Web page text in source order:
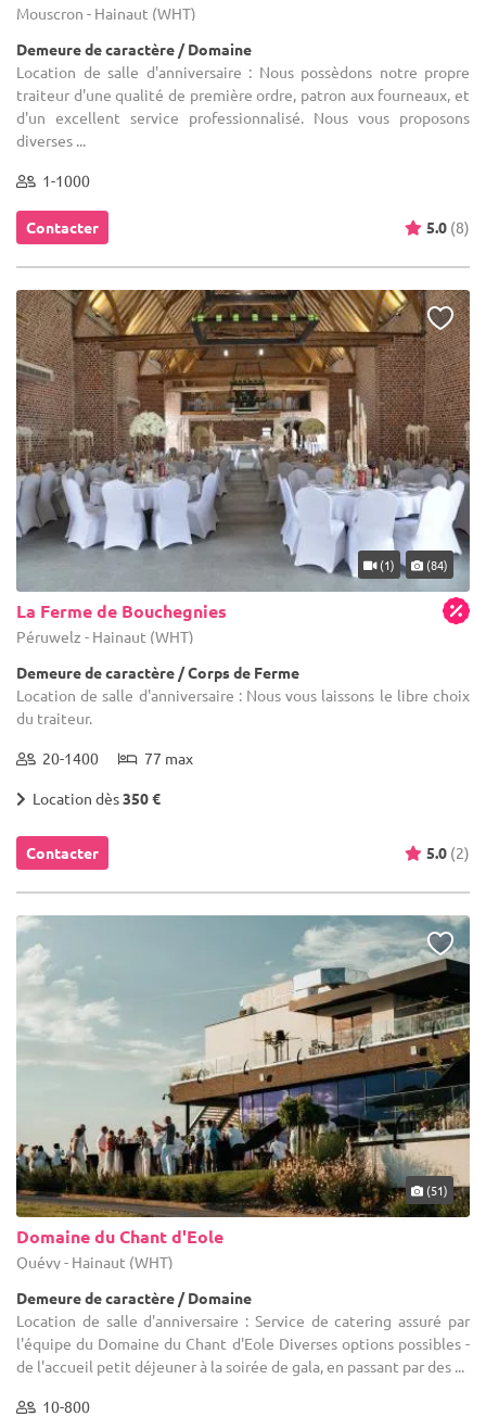
Mouscron - Hainaut (WHT)
Demeure de caractère / Domaine
Location de salle d'anniversaire : Nous possèdons notre propre
traiteur d'une qualité de première ordre, patron aux fourneaux, et
d'un excellent service professionnalisé. Nous vous proposons
diverses ...
1-1000
Contacter 5.0 (8)
(1) (84)
La Ferme de Bouchegnies
Péruwelz - Hainaut (WHT)
Demeure de caractère / Corps de Ferme
Location de salle d'anniversaire : Nous vous laissons le libre choix
du traiteur.
20-1400 77 max
Location dès350 €
Contacter 5.0 (2)
(51)
Domaine du Chant d'Eole
Quévy - Hainaut (WHT)
Demeure de caractère / Domaine
Location de salle d'anniversaire : Service de catering assuré par
l'équipe du Domaine du Chant d'Eole Diverses options possibles -
de l'accueil petit déjeuner à la soirée de gala, en passant par des ...
10-800